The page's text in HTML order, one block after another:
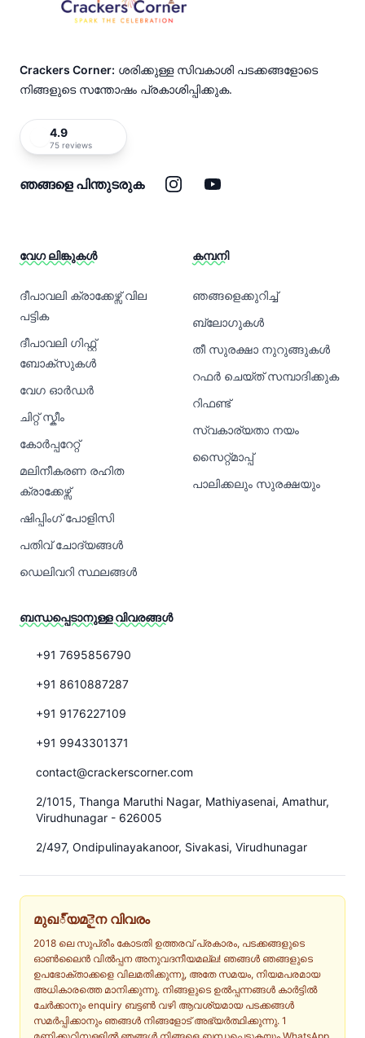
Crackers Corner: ശരിക്കുള്ള സിവകാശി പടക്കങ്ങളോടെ
നിങ്ങളുടെ സന്തോഷം പ്രകാശിപ്പിക്കുക.
4.9
75 reviews
ഞങ്ങളെ പിന്തുടരുക ഇൻസ്റ്റാഗ്രാം
യൂട്യൂബ്
വേഗ ലിങ്കുകൾ
ദീപാവലി ക്രാക്കേഴ്സ് വില
പട്ടിക
ദീപാവലി ഗിഫ്റ്റ്
ബോക്സുകൾ
വേഗ ഓർഡർ
ചിറ്റ് സ്കീം
കോർപ്പറേറ്റ്
മലിനീകരണ രഹിത
ക്രാക്കേഴ്സ്
ഷിപ്പിംഗ് പോളിസി
പതിവ് ചോദ്യങ്ങൾ
ഡെലിവറി സ്ഥലങ്ങൾ
കമ്പനി
ഞങ്ങളെക്കുറിച്ച്
ബ്ലോഗുകൾ
തീ സുരക്ഷാ നുറുങ്ങുകൾ
റഫർ ചെയ്ത് സമ്പാദിക്കുക
റിഫണ്ട്
സ്വകാര്യതാ നയം
സൈറ്റ്മാപ്പ്
പാലിക്കലും സുരക്ഷയും
ബന്ധപ്പെടാനുള്ള വിവരങ്ങൾ
+91 7695856790
+91 8610887287
+91 9176227109
+91 9943301371
contact@crackerscorner.com
2/1015, Thanga Maruthi Nagar, Mathiyasenai, Amathur,
Virudhunagar - 626005
2/497, Ondipulinayakanoor, Sivakasi, Virudhunagar
മുഖ్യമైന വിവരം
2018 ലെ സുപ്രീം കോടതി ഉത്തരവ് പ്രകാരം, പടക്കങ്ങളുടെ
ഓൺലൈൻ വിൽപ്പന അനുവദനീയമല്ല! ഞങ്ങൾ ഞങ്ങളുടെ
ഉപഭോക്താക്കളെ വിലമതിക്കുന്നു, അതേ സമയം, നിയമപരമായ
അധികാരത്തെ മാനിക്കുന്നു. നിങ്ങളുടെ ഉൽപ്പന്നങ്ങൾ കാർട്ടിൽ
ചേർക്കാനും enquiry ബട്ടൺ വഴി ആവശ്യമായ പടക്കങ്ങൾ
സമർപ്പിക്കാനും ഞങ്ങൾ നിങ്ങളോട് അഭ്യർത്ഥിക്കുന്നു. 1